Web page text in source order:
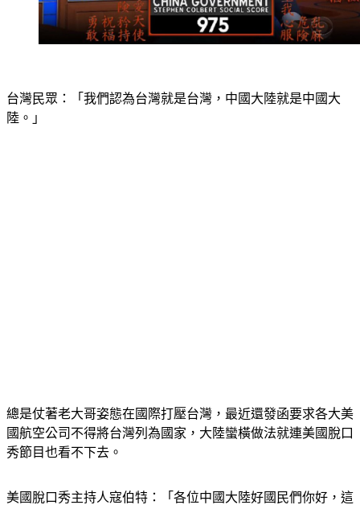
台灣民眾：「我們認為台灣就是台灣，中國大陸就是中國大
陸。」
總是仗著老大哥姿態在國際打壓台灣，最近還發函要求各大美
國航空公司不得將台灣列為國家，大陸蠻橫做法就連美國脫口
秀節目也看不下去。
美國脫口秀主持人寇伯特：「各位中國大陸好國民們你好，這